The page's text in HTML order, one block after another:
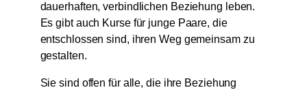
dauerhaften, verbindlichen Beziehung leben.
Es gibt auch Kurse für junge Paare, die
entschlossen sind, ihren Weg gemeinsam zu
gestalten.
Sie sind offen für alle, die ihre Beziehung